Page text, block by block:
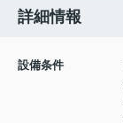
詳細情報
設備条件